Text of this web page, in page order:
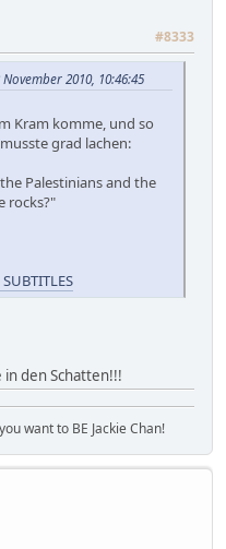
#8333
2010, 10:46:45
Kram komme, und so
grad lachen:
Palestinians and the
rocks?"
in den Schatten!!!
want to BE Jackie Chan!